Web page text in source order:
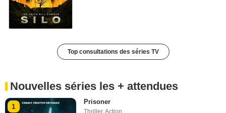
Top consultations des séries TV
Nouvelles séries les + attendues
1
Prisoner
Thriller,Action